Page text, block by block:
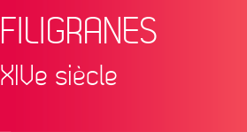
FILIGRANES
XIVe siècle